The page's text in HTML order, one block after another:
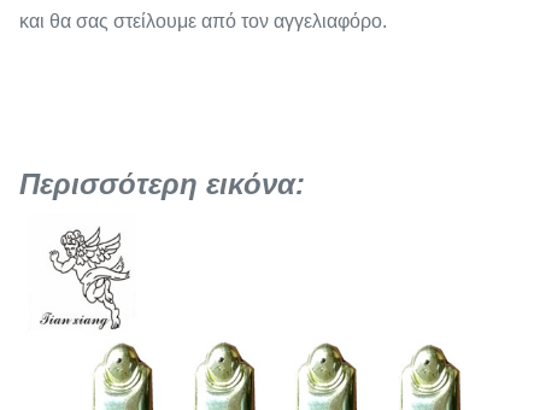
και θα σας στείλουμε από τον αγγελιαφόρο.
Περισσότερη εικόνα: